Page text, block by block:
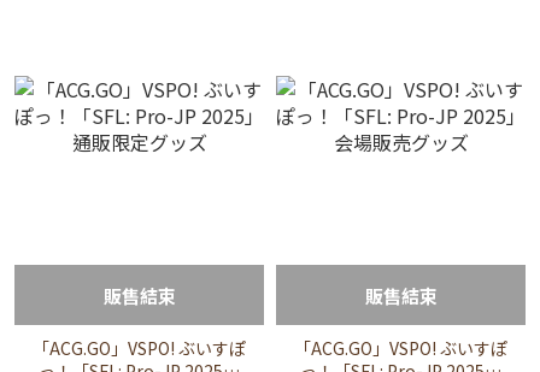
販售結束
「ACG.GO」VSPO! ぶいすぽ
販售結束
「ACG.GO」VSPO! ぶいすぽ